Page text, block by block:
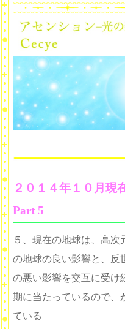
２０１４年１０月
Part 5
５、現在の地球は、高
の地球の良い影響と、反
の悪い影響を交互に受け
期に当たっているので、
ている